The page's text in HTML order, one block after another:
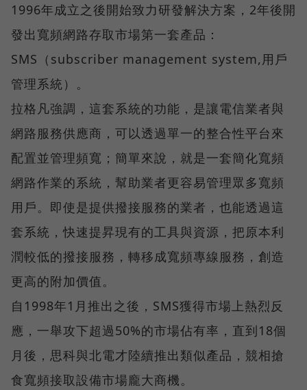
1996年成立之後開始致力研發解決方案，2年後開
發出寬頻網路存取市場第一套產品：
SMS（subscriber management system,用戶
管理系統）。
拉格凡強調，這套系統的功能，是讓電信業者與
網路服務供應商，可以透過單一的整合性平台來
配置並管理頻寬；簡單來說，就是一套簡化寬頻
網路作業的系統，幫助業者更容易管理眾多寬頻
用戶。即使是提供撥接服務的業者，也能透過這
套系統，快速提昇現有的工具與資源，把原本利
潤較低的撥接服務，轉移成寬頻專線服務，創造
更高的附加價值。
自1998年1月推出之後，SMS獲得市場上熱烈反
應，一舉攻下超過50%的市場佔有率，直到18個
月後，思科與北電才陸續推出類似產品，競相搶
食寬頻接取設備市場龐大商機。